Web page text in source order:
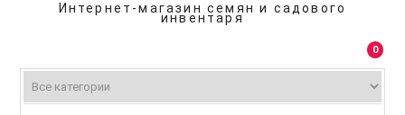
Интернет-магазин семян и садового
инвентаря
0